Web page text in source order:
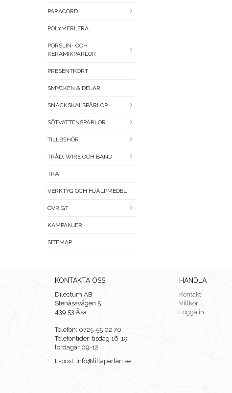
PARACORD
POLYMERLERA
PORSLIN- OCH
KERAMIKPÄRLOR
PRESENTKORT
SMYCKEN & DELAR
SNÄCKSKALSPÄRLOR
SÖTVATTENSPÄRLOR
TILLBEHÖR
TRÅD, WIRE OCH BAND
TRÄ
VERKTYG OCH HJÄLPMEDEL
ÖVRIGT
KAMPANJER
SITEMAP
KONTAKTA OSS
Dilectum AB
Stenåsavägen 5
439 53 Åsa
Telefon: 0725-55 02 70
Telefontider: tisdag 16-19
lördagar 09-12
E-post: info@lillaparlan.se
HANDLA
Kontakt
Villkor
Logga in